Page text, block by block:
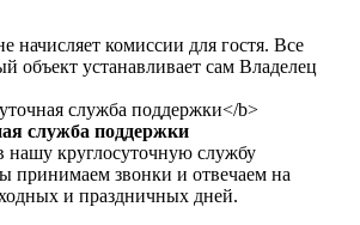
начисляет комиссии для гостя. Все
объект устанавливает сам Владелец
служба поддержки
нашу круглосуточную службу
принимаем звонки и отвечаем на
и праздничных дней.